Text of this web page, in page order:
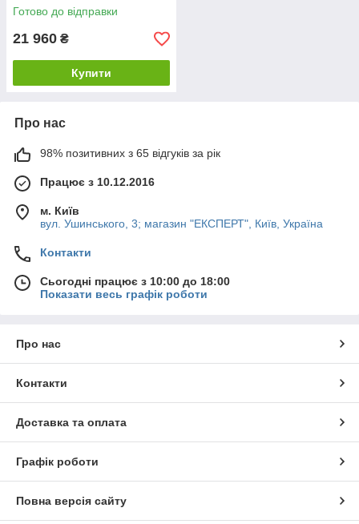
Готово до відправки
21 960 ₴
Купити
Про нас
98% позитивних з 65 відгуків за рік
Працює з 10.12.2016
м. Київ
вул. Ушинського, 3; магазин "ЕКСПЕРТ", Київ, Україна
Контакти
Сьогодні працює з 10:00 до 18:00
Показати весь графік роботи
Про нас
Контакти
Доставка та оплата
Графік роботи
Повна версія сайту